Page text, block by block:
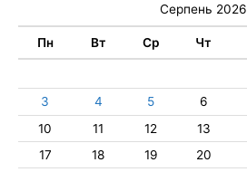
Серпень 2026
Пн Вт Ср Чт
3
4 5 6
10
11 12 13
17
18 19 20